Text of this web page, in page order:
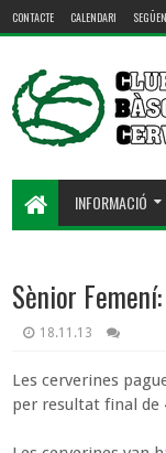
CONTACTE CALENDARI
INFORMACIÓ
Sènior
18.11.13
Les cerverines
per resultat final de